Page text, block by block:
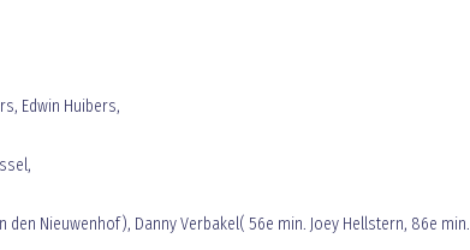
Edwin Huibers,
den Nieuwenhof), Danny Verbakel( 56e min. Joey Hellstern, 86e min.